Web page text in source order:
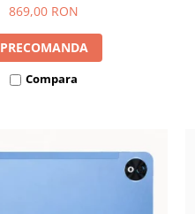
869,00 RON
PRECOMANDA
Compara